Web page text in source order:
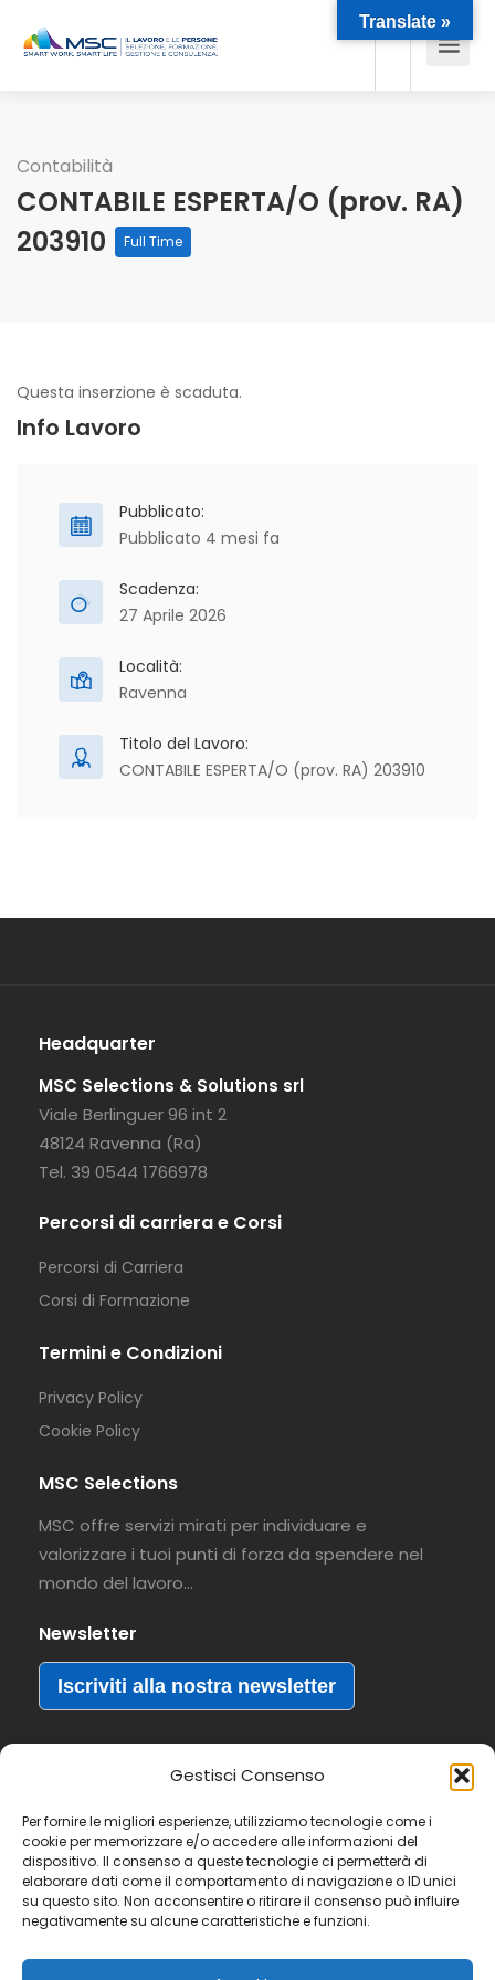
Gestisci Consenso
Per fornire le migliori esperienze, utilizziamo tecnologie come i
cookie per memorizzare e/o accedere alle informazioni del
dispositivo. Il consenso a queste tecnologie ci permetterà di
elaborare dati come il comportamento di navigazione o ID unici
su questo sito. Non acconsentire o ritirare il consenso può influire
negativamente su alcune caratteristiche e funzioni.
Contabilità
CONTABILE ESPERTA/O (prov. RA)
203910
Full Time
Questa inserzione è scaduta.
Info Lavoro
Pubblicato:
Pubblicato 4 mesi fa
Scadenza:
27 Aprile 2026
Località:
Ravenna
Titolo del Lavoro:
CONTABILE ESPERTA/O (prov. RA) 203910
Headquarter
MSC Selections & Solutions srl
Viale Berlinguer 96 int 2
48124 Ravenna (Ra)
Tel. 39 0544 1766978
Percorsi di carriera e Corsi
Percorsi di Carriera
Corsi di Formazione
Termini e Condizioni
Privacy Policy
Cookie Policy
MSC Selections
MSC offre servizi mirati per individuare e
valorizzare i tuoi punti di forza da spendere nel
mondo del lavoro…
Newsletter
Iscriviti alla nostra newsletter
® MSC Selections & Solutions S.r.l. - All rights reserved.
P.IVA 02369640392 - REA RA195544.credits
Autorizzazione Ministeriale a tempo indeterminato
all’esercizio delle attività di ricerca e selezione del
Prot.39/0003551/MA004.A003
Translate »